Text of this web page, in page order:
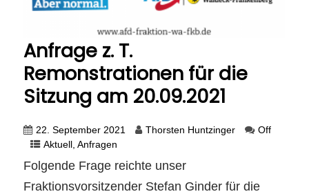
Anfrage z. T.
Remonstrationen für die
Sitzung am 20.09.2021
22. September 2021 Thorsten Huntzinger
Off
Aktuell ,Anfragen
Folgende Frage reichte unser
Fraktionsvorsitzender Stefan Ginder für die